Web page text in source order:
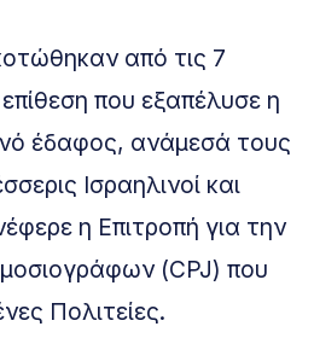
από τις 7
που εξαπέλυσε η
έδαφος, ανάμεσά τους
Ισραηλινοί και
η Επιτροπή για την
(CPJ) που
Πολιτείες.